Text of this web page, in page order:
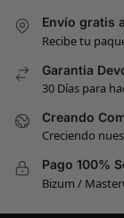
Envío gratis
Recibe tu
Garantia
30 Días para
Creando
Creciendo
Pago 100%
Bizum /